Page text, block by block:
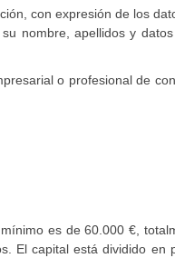
con expresión de los
nombre, apellidos y
o profesional de
es de 60.000 €,
El capital está dividido en